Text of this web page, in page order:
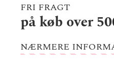
FRI FRAGT
på køb over
NÆRMERE